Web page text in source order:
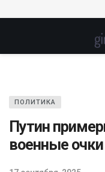
ПОЛИТИКА
Путин
военные